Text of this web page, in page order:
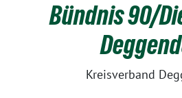
Bündnis 90/
Kreisverband